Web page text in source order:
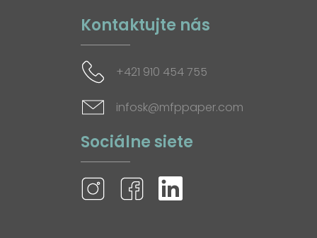
Kontaktujte nás
+421 910 454 755
infosk@mfppaper.com
Sociálne siete